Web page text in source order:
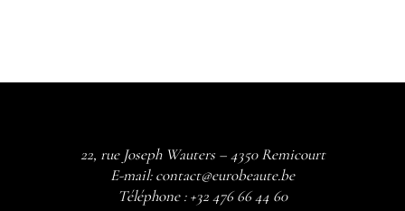
22, rue Joseph Wauters – 4350 Remicourt
E-mail:contact@eurobeaute.be
Téléphone :+32 476 66 44 60